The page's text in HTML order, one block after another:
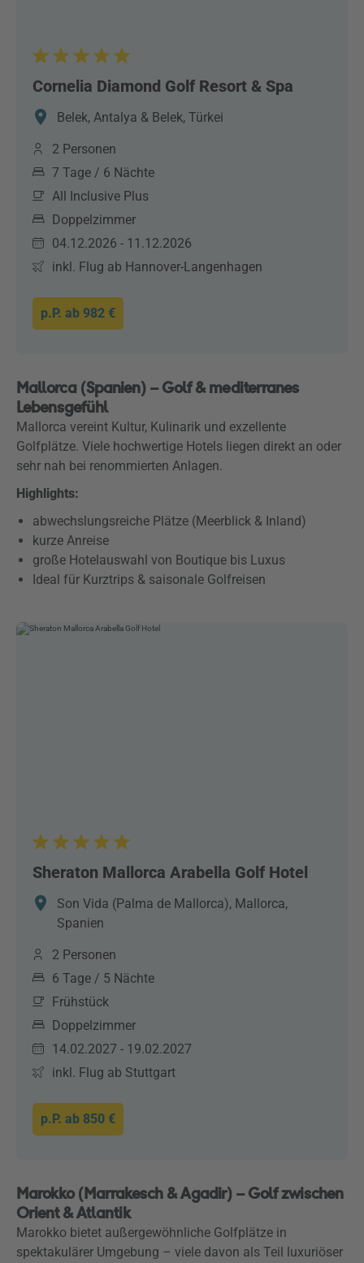
Cornelia Diamond Golf Resort & Spa
Belek, Antalya & Belek, Türkei
2 Personen
7 Tage / 6 Nächte
All Inclusive Plus
Doppelzimmer
04.12.2026 - 11.12.2026
inkl. Flug ab Hannover-Langenhagen
p.P. ab 982 €
Mallorca (Spanien) – Golf & mediterranes
Lebensgefühl
Mallorca vereint Kultur, Kulinarik und exzellente
Golfplätze. Viele hochwertige Hotels liegen direkt an oder
sehr nah bei renommierten Anlagen.
Highlights:
abwechslungsreiche Plätze (Meerblick & Inland)
kurze Anreise
große Hotelauswahl von Boutique bis Luxus
Ideal für Kurztrips & saisonale Golfreisen
Sheraton Mallorca Arabella Golf Hotel
Son Vida (Palma de Mallorca), Mallorca,
Spanien
2 Personen
6 Tage / 5 Nächte
Frühstück
Doppelzimmer
14.02.2027 - 19.02.2027
inkl. Flug ab Stuttgart
p.P. ab 850 €
Marokko (Marrakesch & Agadir) – Golf zwischen
Orient & Atlantik
Marokko bietet außergewöhnliche Golfplätze in
spektakulärer Umgebung – viele davon als Teil luxuriöser